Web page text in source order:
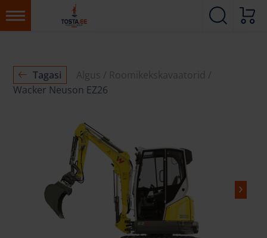
Tagasi Algus
Roomikekskavaatorid
Wacker Neuson EZ26